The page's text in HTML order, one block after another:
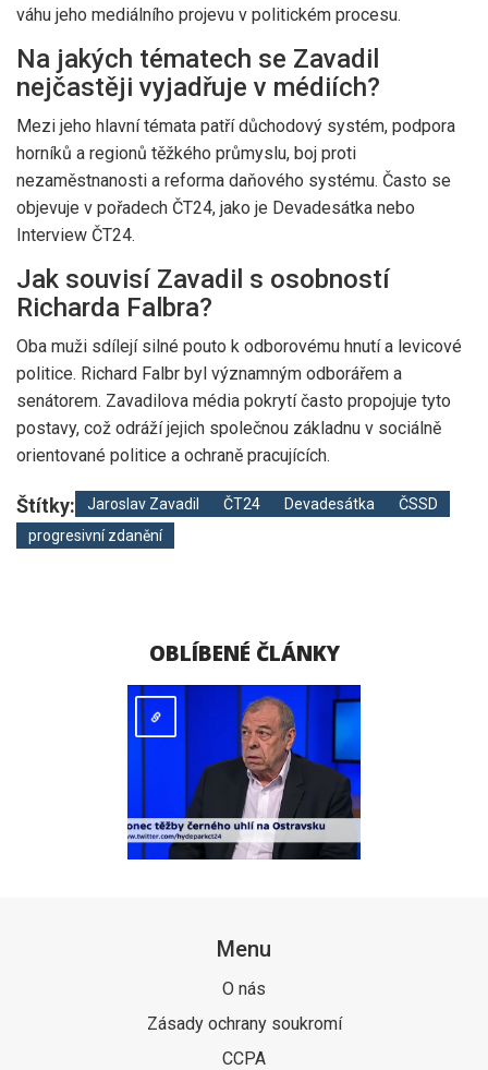
váhu jeho mediálního projevu v politickém procesu.
Na jakých tématech se Zavadil
nejčastěji vyjadřuje v médiích?
Mezi jeho hlavní témata patří důchodový systém, podpora
horníků a regionů těžkého průmyslu, boj proti
nezaměstnanosti a reforma daňového systému. Často se
objevuje v pořadech ČT24, jako je Devadesátka nebo
Interview ČT24.
Jak souvisí Zavadil s osobností
Richarda Falbra?
Oba muži sdílejí silné pouto k odborovému hnutí a levicové
politice. Richard Falbr byl významným odborářem a
senátorem. Zavadilova média pokrytí často propojuje tyto
postavy, což odráží jejich společnou základnu v sociálně
orientované politice a ochraně pracujících.
Štítky: Jaroslav Zavadil ČT24 Devadesátka
ČSSD
progresivní zdanění
OBLÍBENÉ ČLÁNKY
Menu
O nás
Zásady ochrany soukromí
CCPA